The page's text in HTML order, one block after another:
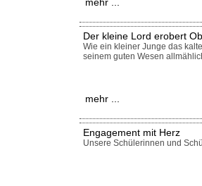
mehr ...
Der kleine Lord erobert
Wie ein kleiner Junge das
seinem guten Wesen
mehr ...
Engagement mit Herz
Unsere Schülerinnen und